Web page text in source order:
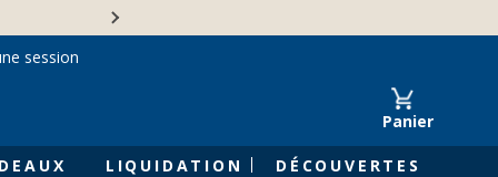
Panier
LIQUIDATION DÉCOUVERTES
session